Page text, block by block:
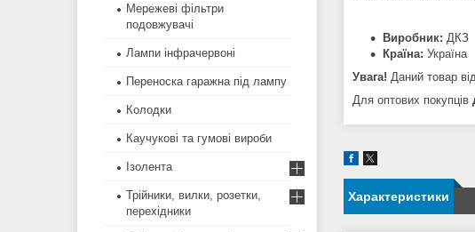
Виробник: ДКЗ
Країна: Україна
Увага! Даний товар
Для оптових покупців
Характеристики
Мережеві фільтри
подовжувачі
Лампи інфрачервоні
Переноска гаражна під лампу
Колодки
Каучукові та гумові вироби
Ізолента
Трійники, вилки, розетки,
перехідники